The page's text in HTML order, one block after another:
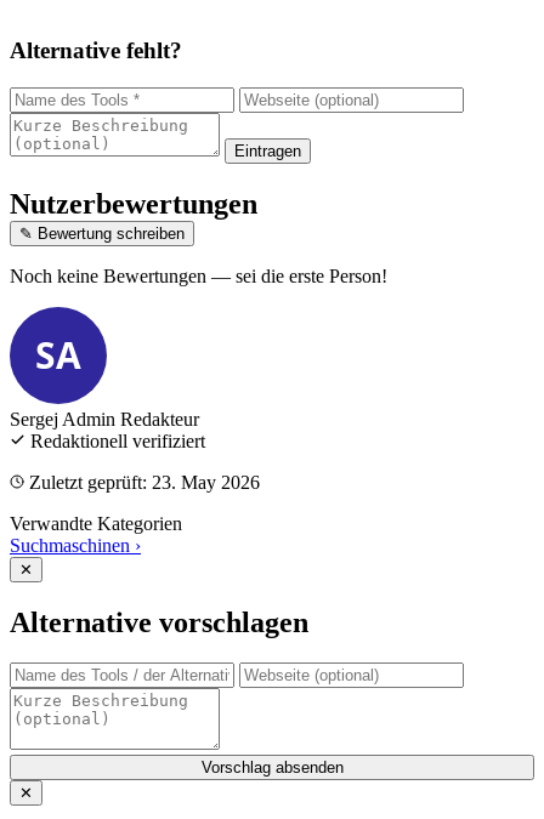
Alternative fehlt?
Eintragen
Nutzerbewertungen
✎ Bewertung schreiben
Noch keine Bewertungen — sei die erste Person!
SA
Sergej Admin Redakteur
Redaktionell verifiziert
Zuletzt geprüft: 23. May 2026
Verwandte Kategorien
Suchmaschinen ›
✕
Alternative vorschlagen
Vorschlag absenden
✕